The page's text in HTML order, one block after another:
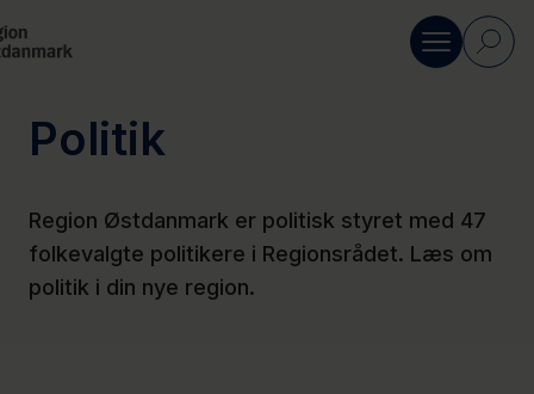
Om Region
Politik
Politik
Region Østdanmark er politisk styret med 47
folkevalgte politikere i Regionsrådet. Læs om
politik i din nye region.